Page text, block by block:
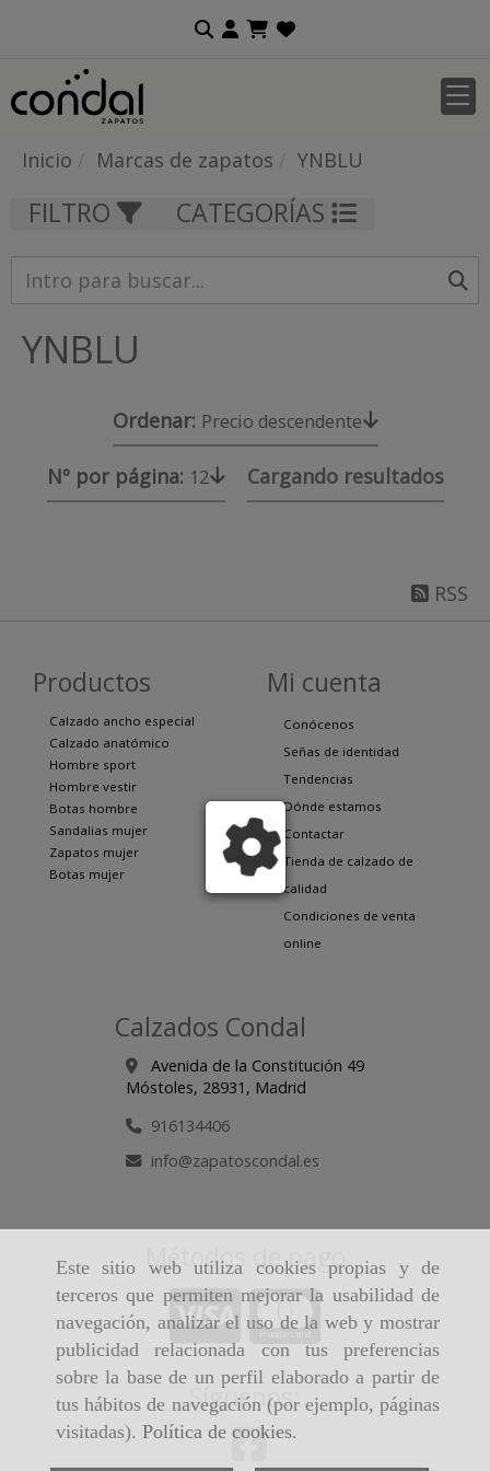
Este sitio web utiliza cookies propias y de
terceros que permiten mejorar la usabilidad de
navegación, analizar el uso de la web y mostrar
publicidad relacionada con tus preferencias
sobre la base de un perfil elaborado a partir de
tus hábitos de navegación (por ejemplo, páginas
visitadas). Política de cookies.
Inicio Marcas de zapatos YNBLU
FILTRO CATEGORÍAS
YNBLU
Ordenar: Precio descendente
Nº por página: 12 Cargando resultados
RSS
Productos
Calzado ancho especial
Calzado anatómico
Hombre sport
Hombre vestir
Botas hombre
Sandalias mujer
Zapatos mujer
Botas mujer
Mi cuenta
Conócenos
Señas de identidad
Tendencias
Dónde estamos
Contactar
Tienda de calzado de
calidad
Condiciones de venta
online
Calzados Condal
Avenida de la Constitución 49
Móstoles, 28931, Madrid
916134406
info
zapatoscondal.es
Métodos de pago
Síguenos: